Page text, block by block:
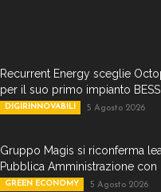
Recurrent Energy sceglie
per il suo primo impianto BESS...
DIGIRINNOVABILI 5 Agosto 2026
Gruppo Magis si riconferma
Pubblica Amministrazione con
GREEN ECONOMY 5 Agosto 2026